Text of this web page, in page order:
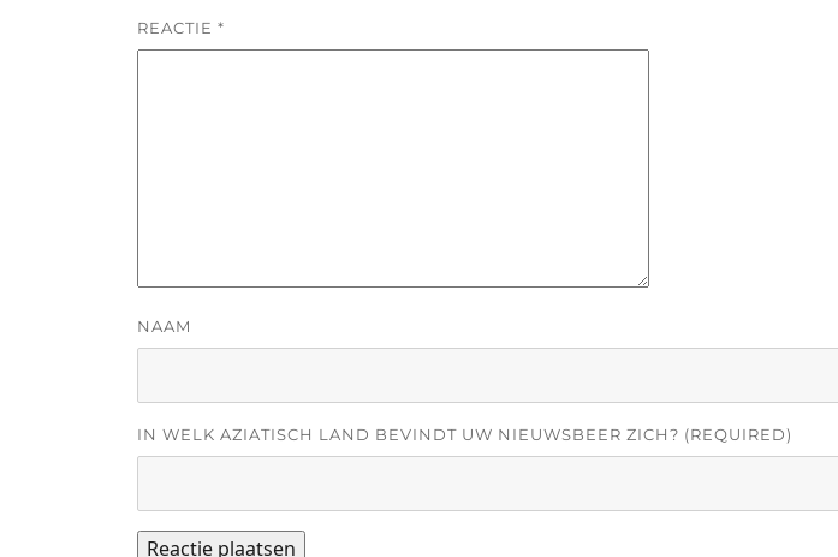
REACTIE *
NAAM
IN WELK AZIATISCH LAND BEVINDT UW NIEUWSBEER ZICH? (REQUIRED)